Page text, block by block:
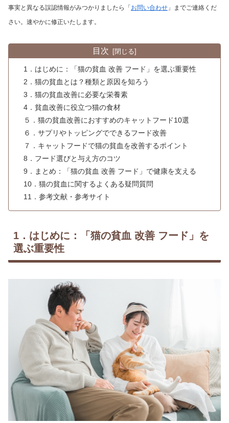
事実と異なる誤認情報がみつかりましたら「 お問い合わせ 」までご連絡くだ
さい。速やかに修正いたします。
目次
1．はじめに：「猫の貧血 改善 フード」を選ぶ重要性
2．猫の貧血とは？種類と原因を知ろう
3．猫の貧血改善に必要な栄養素
4．貧血改善に役立つ猫の食材
５．猫の貧血改善におすすめのキャットフード10選
６．サプリやトッピングでできるフード改善
７．キャットフードで猫の貧血を改善するポイント
8．フード選びと与え方のコツ
9．まとめ：「猫の貧血 改善 フード」で健康を支える
10．猫の貧血に関するよくある疑問質問
11．参考文献・参考サイト
1．はじめに：「猫の貧血 改善 フード」を
選ぶ重要性